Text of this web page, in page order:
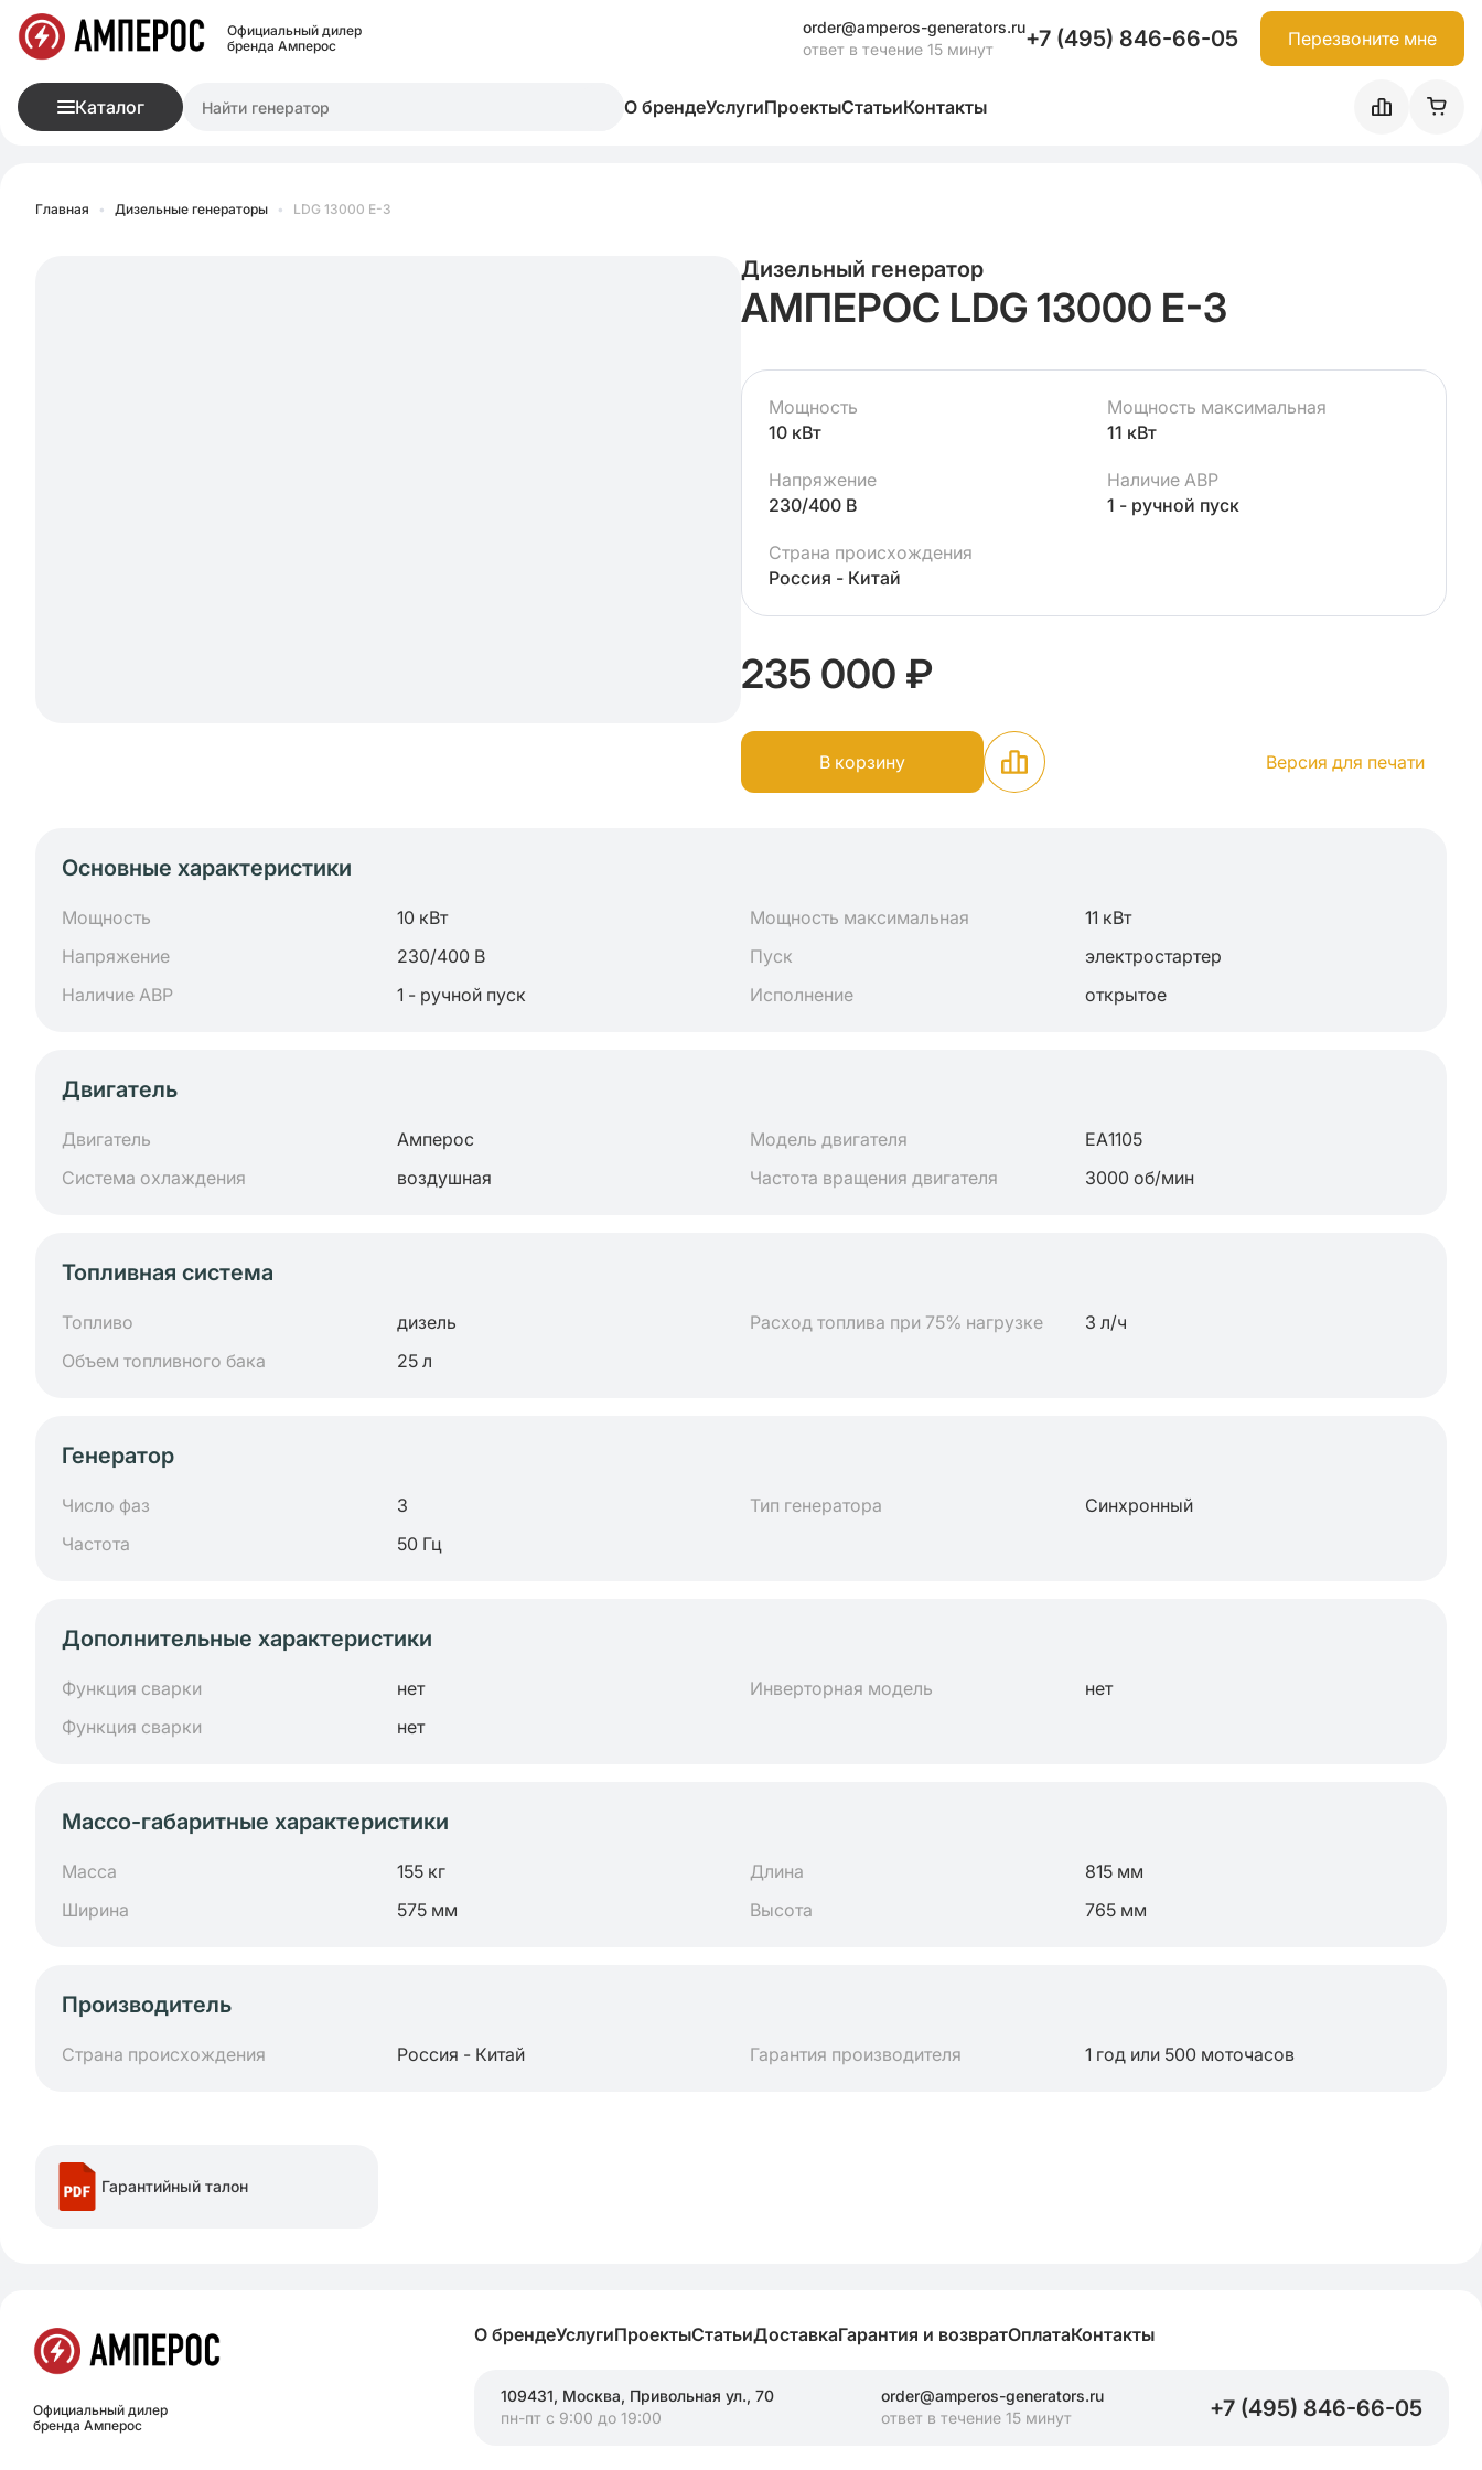
Официальный дилер
бренда Амперос
order@amperos-generators.ru
ответ в течение 15 минут
+7 (495) 846-66-05 Перезвоните мне
Каталог О брендеУслугиПроектыСтатьиКонтакты
Главная • Дизельные генераторы • LDG 13000 E-3
Дизельный генератор
АМПЕРОС LDG 13000 E-3
Мощность
10 кВт
Мощность максимальная
11 кВт
Напряжение
230/400 В
Наличие АВР
1 - ручной пуск
Страна происхождения
Россия - Китай
235 000 ₽
В корзину Версия для печати
Основные характеристики
Мощность 10 кВт Мощность максимальная
11 кВт
Напряжение
230/400 В Пуск
электростартер
Наличие АВР
1 - ручной пуск Исполнение открытое
Двигатель
Двигатель Амперос Модель двигателя
ЕА1105
Система охлаждения
воздушная Частота вращения двигателя 3000 об/мин
Топливная система
Топливо дизель Расход топлива при 75% нагрузке
3 л/ч
Объем топливного бака
25 л
Генератор
Число фаз 3 Тип генератора
Синхронный
Частота
50 Гц
Дополнительные характеристики
Функция сварки нет Инверторная модель
нет
Функция сварки
нет
Массо-габаритные характеристики
Масса 155 кг Длина
815 мм
Ширина
575 мм Высота 765 мм
Производитель
Страна происхождения Россия - Китай Гарантия производителя 1 год или 500 моточасов
Гарантийный талон
Официальный дилер
бренда Амперос
О брендеУслугиПроектыСтатьиДоставкаГарантия и возвратОплатаКонтакты
109431, Москва, Привольная ул., 70
пн-пт с 9:00 до 19:00
order@amperos-generators.ru
ответ в течение 15 минут
+7 (495) 846-66-05